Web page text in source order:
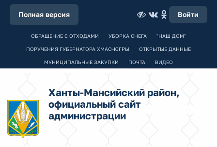
Полная версия Войти
ОБРАЩЕНИЕ С ОТХОДАМИ УБОРКА СНЕГА "НАШ ДОМ"
ПОРУЧЕНИЯ ГУБЕРНАТОРА ХМАО-ЮГРЫ ОТКРЫТЫЕ ДАННЫЕ
МУНИЦИПАЛЬНЫЕ ЗАКУПКИ ПОЧТА ВИДЕО
Ханты-Мансийский район,
официальный сайт
администрации